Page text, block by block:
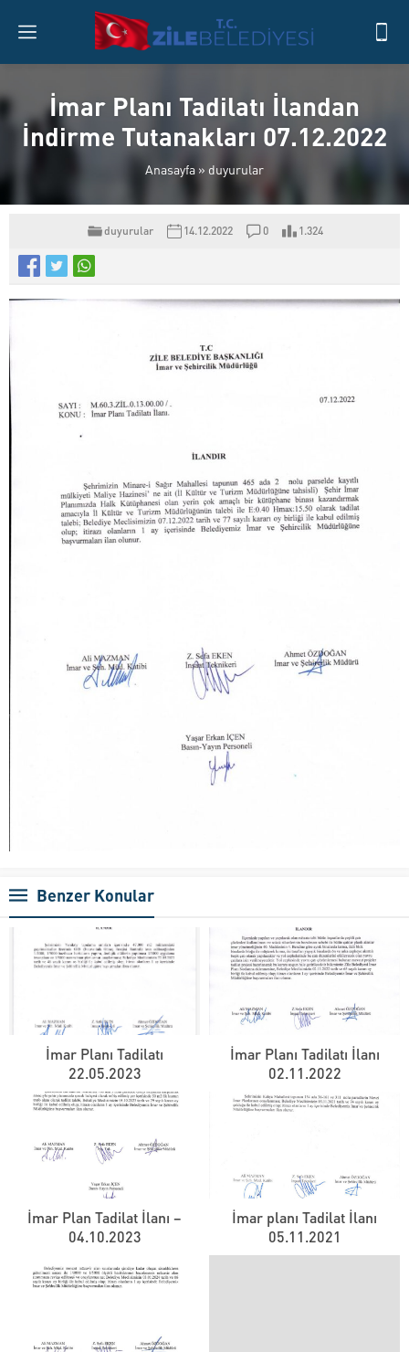
İmar Planı Tadilatı İlandan
İndirme Tutanakları 07.12.2022
Anasayfa » duyurular
duyurular 14.12.2022 0 1.324
Benzer Konular
İmar Planı Tadilatı
22.05.2023
İmar Planı Tadilatı İlanı
02.11.2022
İmar Plan Tadilat İlanı –
04.10.2023
İmar planı Tadilat İlanı
05.11.2021